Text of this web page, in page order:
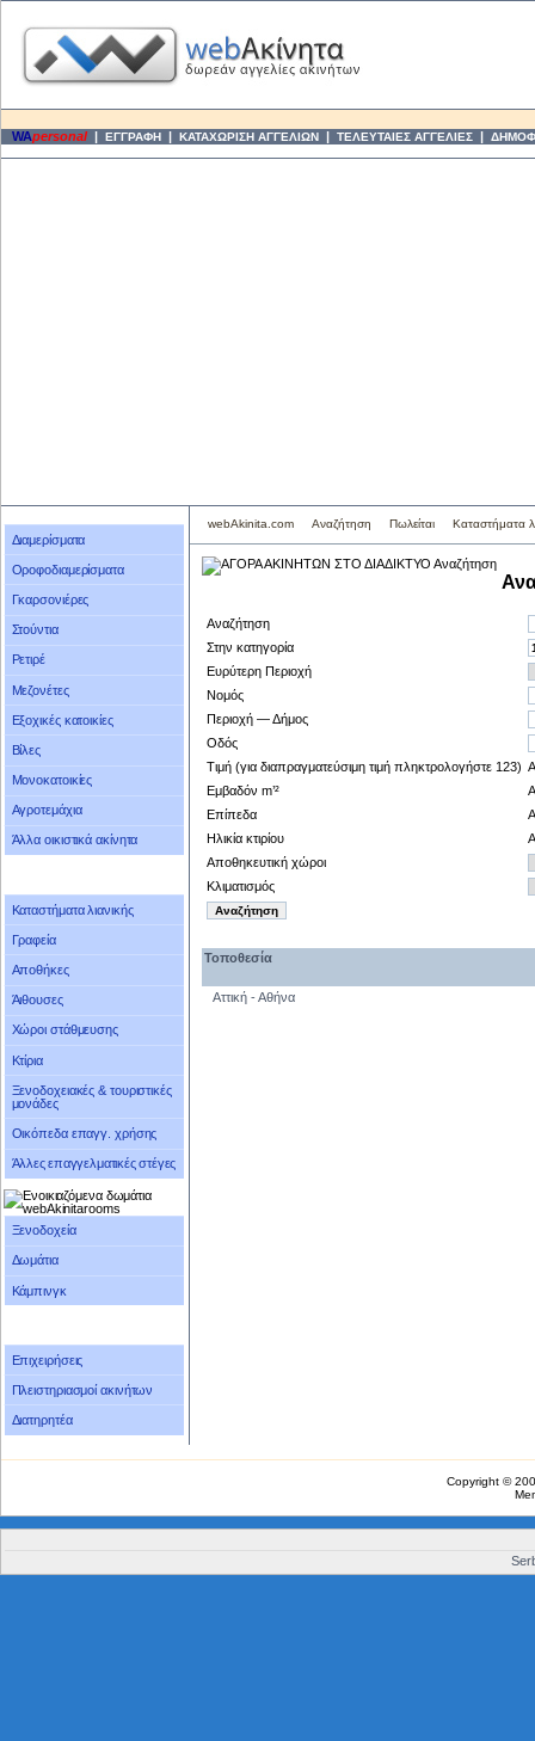
WApersonal | ΕΓΓΡΑΦΗ | ΚΑΤΑΧΩΡΙΣΗ ΑΓΓΕΛΙΩΝ | ΤΕΛΕΥΤΑΙΕΣ ΑΓΓΕΛΙΕΣ |
Διαμερίσματα
Οροφοδιαμερίσματα
Γκαρσονιέρες
Στούντια
Ρετιρέ
Μεζονέτες
Εξοχικές κατοικίες
Βίλες
Μονοκατοικίες
Αγροτεμάχια
Άλλα οικιστικά ακίνητα
Καταστήματα λιανικής
Γραφεία
Αποθήκες
Άιθουσες
Χώροι στάθμευσης
Κτίρια
Ξενοδοχειακές & τουριστικές
μονάδες
Οικόπεδα επαγγ. χρήσης
Άλλες επαγγελματικές στέγες
Ξενοδοχεία
Δωμάτια
Κάμπινγκ
Επιχειρήσεις
Πλειστηριασμοί ακινήτων
Διατηρητέα
webAkinita.com Αναζήτηση Πωλείται Καταστήματα
Αναζήτηση
Στην κατηγορία
Ευρύτερη Περιοχή
Νομός
Περιοχή — Δήμος
Οδός
Τιμή (για διαπραγματεύσιμη τιμή πληκτρολογήστε 123)
Εμβαδόν m’²
Επίπεδα
Ηλικία κτιρίου
Αποθηκευτική χώροι
Κλιματισμός
Τοποθεσία
Αττική - Αθήνα
Copyright ©